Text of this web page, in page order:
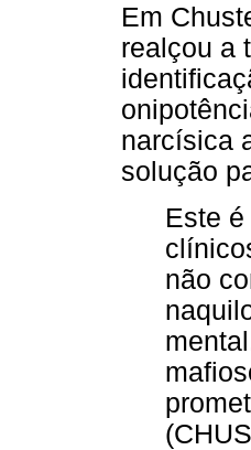
Em
realçou a
narcísica
solução
Este
não